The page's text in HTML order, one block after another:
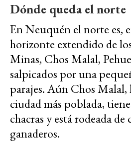
Dónde queda el norte
En Neuquén el norte es,
horizonte extendido de
Minas, Chos Malal,
salpicados por una
parajes. Aún Chos Malal,
ciudad más poblada,
chacras y está rodeada de
ganaderos.